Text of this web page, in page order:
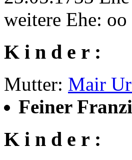
weitere Ehe:
K i n d e r :
Mutter: Mair
Feiner
K i n d e r :